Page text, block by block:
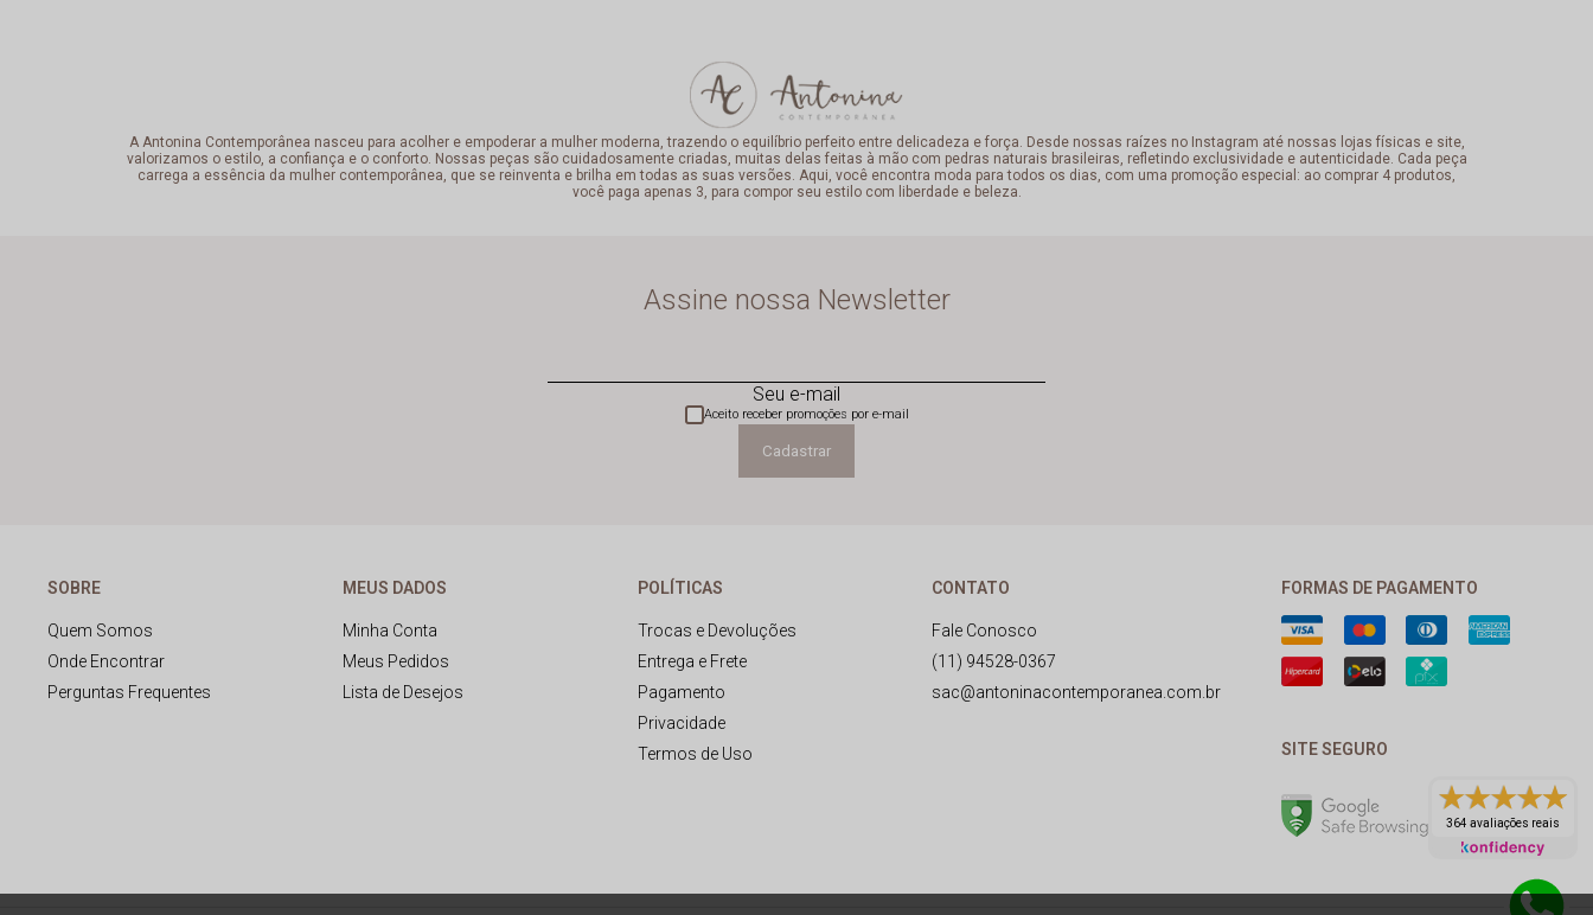
A Antonina Contemporânea nasceu para acolher e empoderar a mulher moderna, trazendo o equilíbrio perfeito entre delicadeza e força. Desde nossas raízes no Instagram até nossas lojas físicas e site,
valorizamos o estilo, a confiança e o conforto. Nossas peças são cuidadosamente criadas, muitas delas feitas à mão com pedras naturais brasileiras, refletindo exclusividade e autenticidade. Cada peça
carrega a essência da mulher contemporânea, que se reinventa e brilha em todas as suas versões. Aqui, você encontra moda para todos os dias, com uma promoção especial: ao comprar 4 produtos,
você paga apenas 3, para compor seu estilo com liberdade e beleza.
Assine nossa Newsletter
Seu e-mail
Cadastrar
Aceito receber promoções por e-mail
SOBRE
Quem Somos
Onde Encontrar
Perguntas Frequentes
MEUS DADOS
Minha Conta
Meus Pedidos
Lista de Desejos
POLÍTICAS
Trocas e Devoluções
Entrega e Frete
Pagamento
Privacidade
Termos de Uso
CONTATO
Fale Conosco
(11) 94528-0367
sac@antoninacontemporanea.com.br
FORMAS DE PAGAMENTO
SITE SEGURO
364 avaliações reais